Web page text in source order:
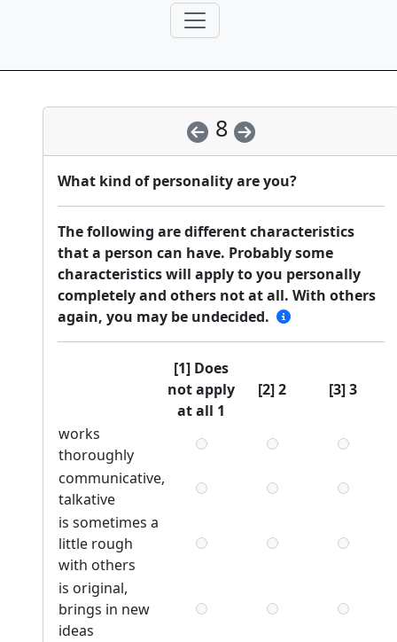
8
What kind of personality are you?
The following are different characteristics
that a person can have. Probably some
characteristics will apply to you personally
completely and others not at all. With others
again, you may be undecided.
[1] Does
not apply
at all 1
[2] 2 [3] 3
works
thoroughly
communicative,
talkative
is sometimes a
little rough
with others
is original,
brings in new
ideas